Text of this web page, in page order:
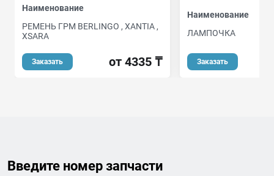
Наименование
РЕМЕНЬ ГРМ BERLINGO , XANTIA ,
XSARA
Заказать от 4335 ₸
Наименование
ЛАМПОЧКА
Заказать
Введите номер запчасти